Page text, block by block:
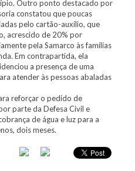
Outro ponto destacado por
constatou que poucas
pelo cartão-auxílio, que
acrescido de 20% por
pela Samarco às famílias
Em contrapartida, ela
a presença de uma
atender às pessoas abaladas
reforçar o pedido de
parte da Defesa Civil e
de água e luz para a
dois meses.